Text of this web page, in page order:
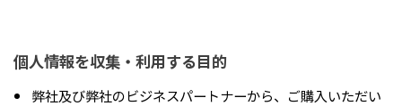
個人情報を収集・利用する目的
弊社及び弊社のビジネスパートナーから、ご購入いただい